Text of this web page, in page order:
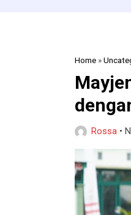
Home »
Rossa •